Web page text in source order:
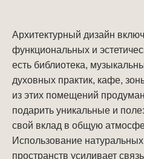
Архитектурный дизайн
функциональных и
есть библиотека,
духовных практик, кафе,
из этих помещений
подарить уникальные и
свой вклад в общую
Использование
пространств усиливает